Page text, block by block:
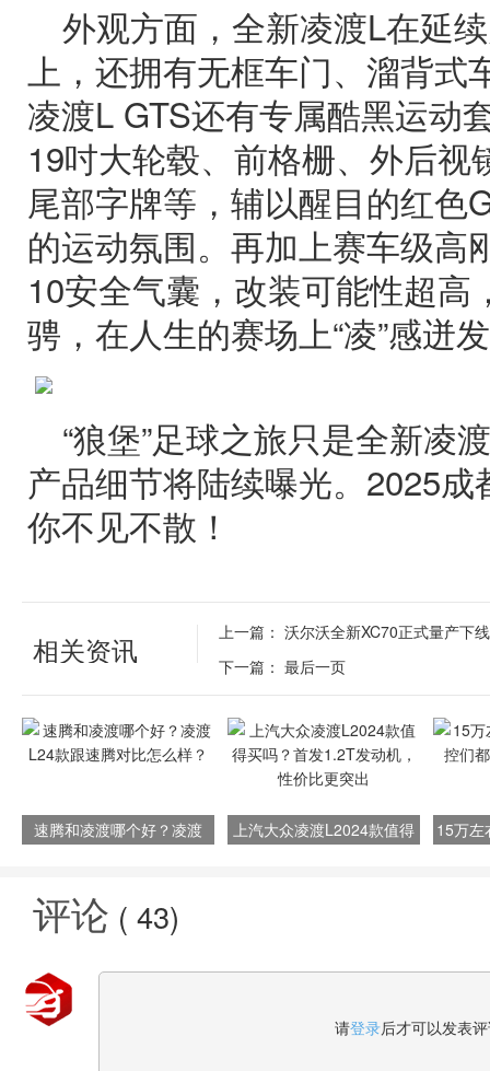
外观方面，全新凌渡L在延
上，还拥有无框车门、溜背式
凌渡L GTS还有专属酷黑运动
19吋大轮毂、前格栅、外后
尾部字牌等，辅以醒目的红色
的运动氛围。再加上赛车级高
10安全气囊，改装可能性超高
骋，在人生的赛场上“凌”感迸
“狼堡”足球之旅只是全新凌
产品细节将陆续曝光。2025
你不见不散！
相关资讯 上一篇： 沃尔沃全新XC70正式量产下
下一篇： 最后一页
速腾和凌渡哪个好？凌渡
上汽大众凌渡L2024款值得
15万左
评论 ( 43)
请登录后才可以发表